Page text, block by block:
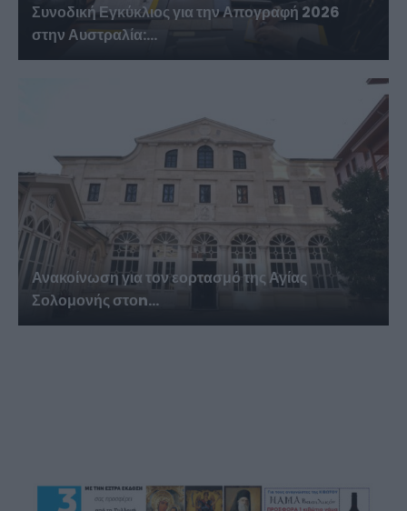
Συνοδική Εγκύκλιος για την Απογραφή 2026
στην Αυστραλία:...
Ανακοίνωση για τον εορτασμό της Αγίας
Σολομονής στοn...